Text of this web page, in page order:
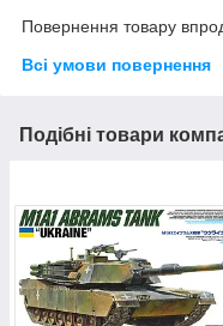
Повернення товару
Всі умови повернення
Подібні товари